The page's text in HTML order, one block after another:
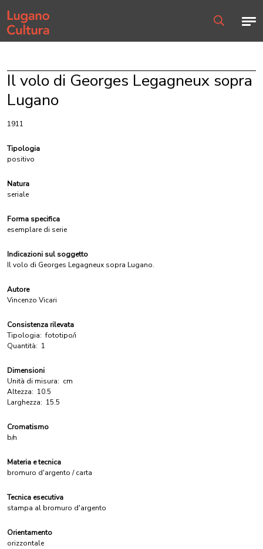
Home page
Il volo di Georges Legagneux sopra
Lugano
1911
Tipologia
positivo
Natura
seriale
Forma specifica
esemplare di serie
Indicazioni sul soggetto
Il volo di Georges Legagneux sopra Lugano.
Autore
Vincenzo Vicari
Consistenza rilevata
Tipologia: fototipo/i
Quantità: 1
Dimensioni
Unità di misura: cm
Altezza: 10.5
Larghezza: 15.5
Cromatismo
b/n
Materia e tecnica
bromuro d'argento / carta
Tecnica esecutiva
stampa al bromuro d'argento
Orientamento
orizzontale